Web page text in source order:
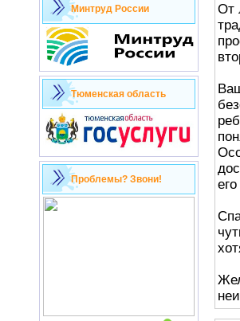
Минтруд России
Тюменская область
Проблемы? Звони!
От